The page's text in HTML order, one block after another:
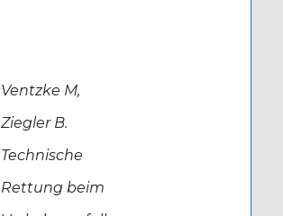
Ventzke M,
Ziegler B.
Technische
Rettung beim